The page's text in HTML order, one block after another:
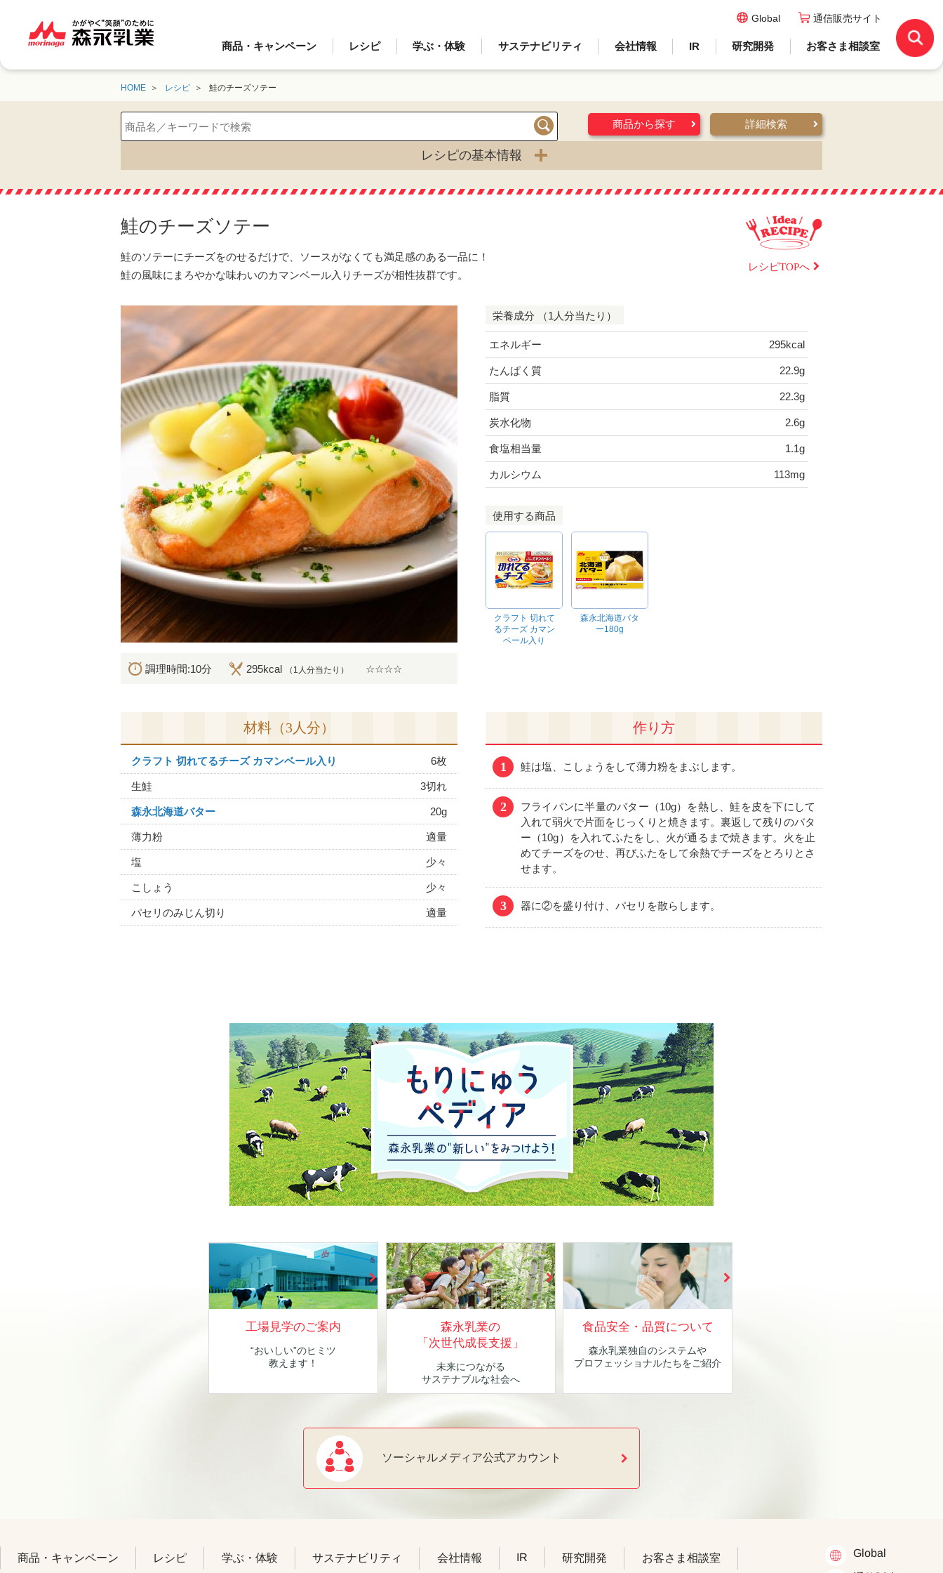
商品・キャンペーン レシピ 学ぶ・体験 サステナビリティ 会社情報 IR 研究開発 お客さま相談室
Global 通信販売サイト
HOME レシピ 鮭のチーズソテー
検索
商品から探す 詳細検索
レシピの基本情報
鮭のチーズソテー
鮭のソテーにチーズをのせるだけで、ソースがなくても満足感のある一品に！
鮭の風味にまろやかな味わいのカマンベール入りチーズが相性抜群です。
レシピTOPへ
調理時間:10分 295kcal （1人分当たり） ☆☆☆☆
栄養成分 （1人分当たり）
エネルギー 295kcal
たんぱく質 22.9g
脂質 22.3g
炭水化物 2.6g
食塩相当量 1.1g
カルシウム 113mg
使用する商品
クラフト 切れて
るチーズ カマン
ベール入り
森永北海道バタ
ー180g
材料（3人分）
クラフト 切れてるチーズ カマンベール入り 6枚
生鮭 3切れ
森永北海道バター 20g
薄力粉 適量
塩 少々
こしょう 少々
パセリのみじん切り 適量
作り方
1 鮭は塩、こしょうをして薄力粉をまぶします。
2
フライパンに半量のバター（10g）を熱し、鮭を皮を下にして
入れて弱火で片面をじっくりと焼きます。裏返して残りのバタ
ー（10g）を入れてふたをし、火が通るまで焼きます。火を止
めてチーズをのせ、再びふたをして余熱でチーズをとろりとさ
せます。
3 器に②を盛り付け、パセリを散らします。
工場見学のご案内
“おいしい”のヒミツ
教えます！
森永乳業の
「次世代成長支援」
未来につながる
サステナブルな社会へ
食品安全・品質について
森永乳業独自のシステムや
プロフェッショナルたちをご紹介
ソーシャルメディア公式アカウント
商品・キャンペーン レシピ 学ぶ・体験 サステナビリティ 会社情報 IR 研究開発 お客さま相談室 Global